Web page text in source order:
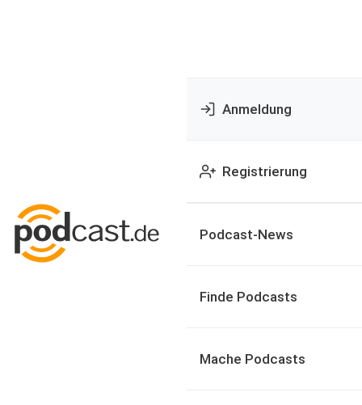
Anmeldung
Registrierung
Podcast-News
Finde Podcasts
Mache Podcasts